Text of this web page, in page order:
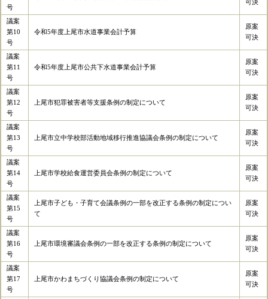
号
可決
議案
第10
号
令和5年度上尾市水道事業会計予算
原案
可決
議案
第11
号
令和5年度上尾市公共下水道事業会計予算
原案
可決
議案
第12
号
上尾市犯罪被害者等支援条例の制定について
原案
可決
議案
第13
号
上尾市立中学校部活動地域移行推進協議会条例の制定について
原案
可決
議案
第14
号
上尾市学校給食運営委員会条例の制定について
原案
可決
議案
第15
号
上尾市子ども・子育て会議条例の一部を改正する条例の制定につい
て
原案
可決
議案
第16
号
上尾市環境審議会条例の一部を改正する条例の制定について
原案
可決
議案
第17
号
上尾市かわまちづくり協議会条例の制定について
原案
可決